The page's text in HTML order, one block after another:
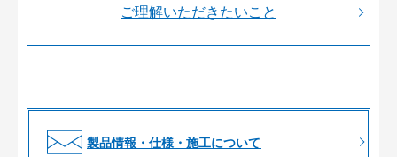
ご理解いただきたいこと
製品情報・仕様・施工について